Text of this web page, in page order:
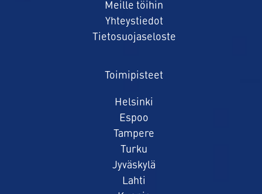
Meille töihin
Yhteystiedot
Tietosuojaseloste
Toimipisteet
Helsinki
Espoo
Tampere
Turku
Jyväskylä
Lahti